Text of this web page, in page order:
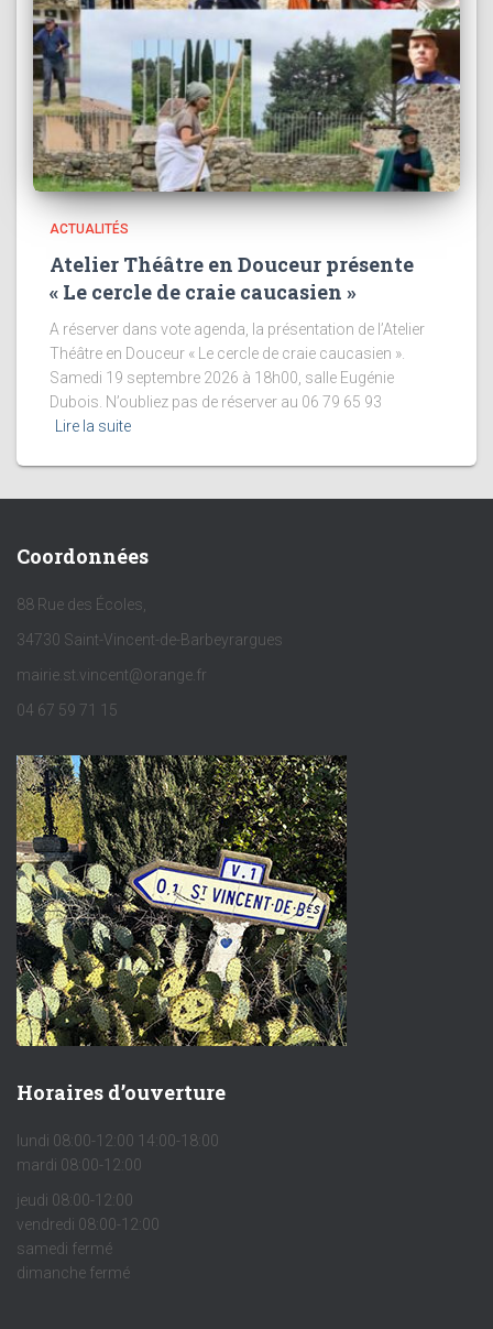
ACTUALITÉS
Atelier Théâtre en Douceur présente
« Le cercle de craie caucasien »
A réserver dans vote agenda, la présentation de l’Atelier
Théâtre en Douceur « Le cercle de craie caucasien ».
Samedi 19 septembre 2026 à 18h00, salle Eugénie
Dubois. N’oubliez pas de réserver au 06 79 65 93
Lire la suite
Coordonnées
88 Rue des Écoles,
34730 Saint-Vincent-de-Barbeyrargues
mairie.st.vincent@orange.fr
04 67 59 71 15
Horaires d’ouverture
lundi 08:00-12:00 14:00-18:00
mardi 08:00-12:00
jeudi 08:00-12:00
vendredi 08:00-12:00
samedi fermé
dimanche fermé